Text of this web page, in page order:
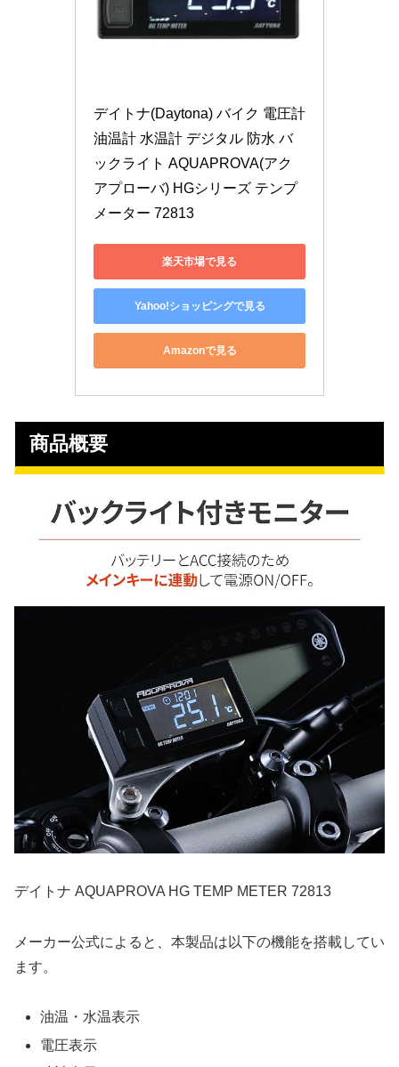
デイトナ(Daytona) バイク 電圧計
油温計 水温計 デジタル 防水 バ
ックライト AQUAPROVA(アク
アプローバ) HGシリーズ テンプ
メーター 72813
楽天市場で見る
Yahoo!ショッピングで見る
Amazonで見る
商品概要
デイトナ AQUAPROVA HG TEMP METER 72813
メーカー公式によると、本製品は以下の機能を搭載してい
ます。
油温・水温表示
電圧表示